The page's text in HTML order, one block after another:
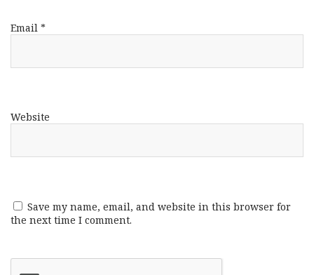
Email *
Website
Save my name, email, and website in this browser for
the next time I comment.